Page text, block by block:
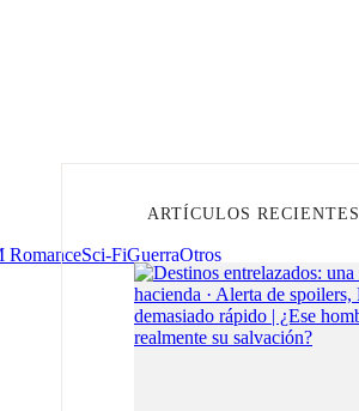
RomanceSci-FiGuerraOtros
ARTÍCULOS RECIENTES